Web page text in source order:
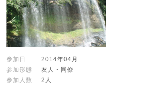
参加日
2014年04月
参加形態
友人・同僚
参加人数
2人